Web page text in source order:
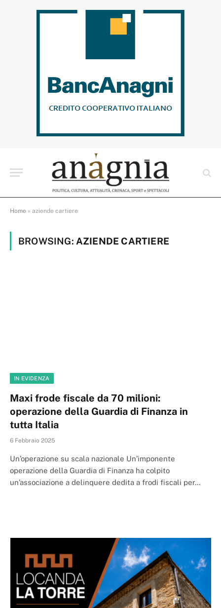
Home » aziende cartiere
BROWSING: AZIENDE CARTIERE
IN EVIDENZA
Maxi frode fiscale da 70 milioni:
operazione della Guardia di Finanza in
tutta Italia
6 Febbraio 2025
Un’operazione su scala nazionale Un’imponente
operazione della Guardia di Finanza ha colpito
un’associazione a delinquere dedita a frodi fiscali per…